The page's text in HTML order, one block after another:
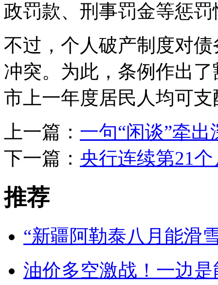
政罚款、刑事罚金等惩
不过，个人破产制度对
冲突。为此，条例作出
市上一年度居民人均可
上一篇： 一句“闲谈”牵
下一篇： 央行连续第21
推荐
“新疆阿勒泰八月能滑
油价多空激战！一边